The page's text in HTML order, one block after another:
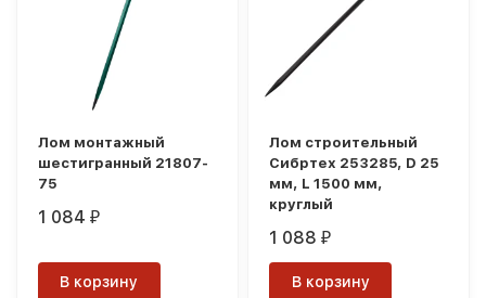
Лом монтажный
шестигранный 21807-
75
1 084₽
В корзину
Лом строительный
Сибртех 253285, D 25
мм, L 1500 мм,
круглый
1 088₽
В корзину